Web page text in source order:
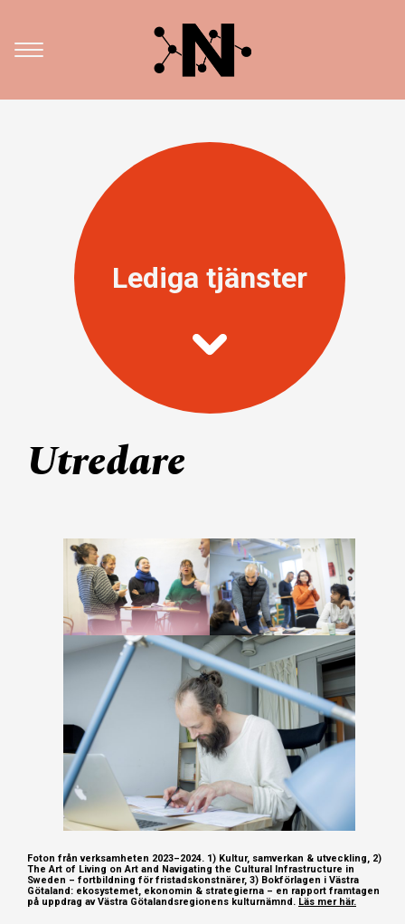
Lediga tjänster
Utredare
Foton från verksamheten 2023–2024. 1) Kultur, samverkan & utveckling, 2)
The Art of Living on Art and Navigating the Cultural Infrastructure in
Sweden – fortbildning för fristadskonstnärer, 3) Bokförlagen i Västra
Götaland: ekosystemet, ekonomin & strategierna – en rapport framtagen
på uppdrag av Västra Götalandsregionens kulturnämnd. Läs mer här.